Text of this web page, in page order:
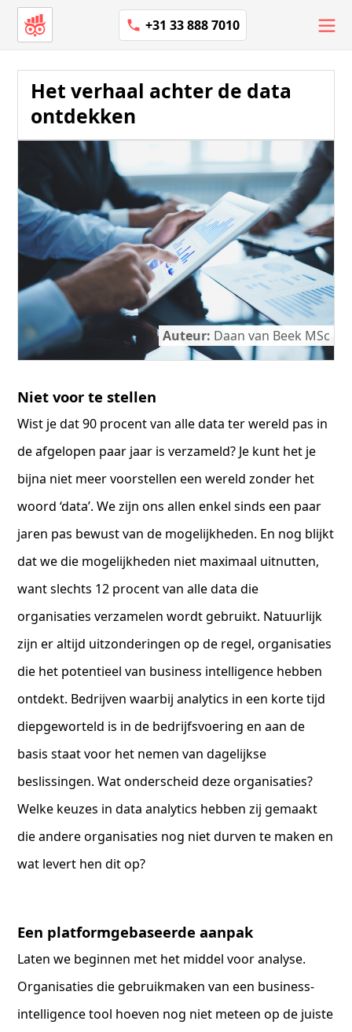
+31 33 888 7010
Het verhaal achter de data
ontdekken
Auteur: Daan van Beek MSc
Niet voor te stellen
Wist je dat 90 procent van alle data ter wereld pas in
de afgelopen paar jaar is verzameld? Je kunt het je
bijna niet meer voorstellen een wereld zonder het
woord ‘data’. We zijn ons allen enkel sinds een paar
jaren pas bewust van de mogelijkheden. En nog blijkt
dat we die mogelijkheden niet maximaal uitnutten,
want slechts 12 procent van alle data die
organisaties verzamelen wordt gebruikt. Natuurlijk
zijn er altijd uitzonderingen op de regel, organisaties
die het potentieel van business intelligence hebben
ontdekt. Bedrijven waarbij analytics in een korte tijd
diepgeworteld is in de bedrijfsvoering en aan de
basis staat voor het nemen van dagelijkse
beslissingen. Wat onderscheid deze organisaties?
Welke keuzes in data analytics hebben zij gemaakt
die andere organisaties nog niet durven te maken en
wat levert hen dit op?
Een platformgebaseerde aanpak
Laten we beginnen met het middel voor analyse.
Organisaties die gebruikmaken van een business-
intelligence tool hoeven nog niet meteen op de juiste